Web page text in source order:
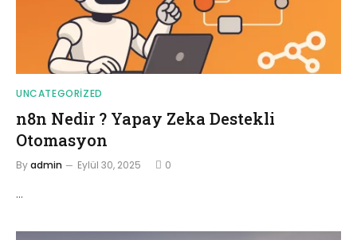
UNCATEGORIZED
n8n Nedir ? Yapay Zeka Destekli
Otomasyon
Byadmin Eylül 30, 2025 0
…